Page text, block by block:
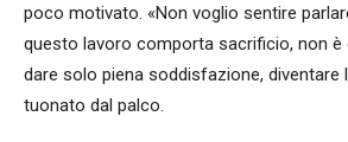
poco motivato. «Non voglio sentire
questo lavoro comporta sacrificio, non è
dare solo piena soddisfazione, diventare
tuonato dal palco.